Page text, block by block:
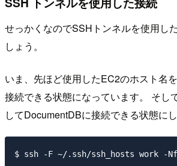
せっかくなのでSSHトンネルを使用し
しょう。
いま、先ほど使用したEC2のホスト名
接続できる状態になっています。 そし
してDocumentDBに接続できる状態にし